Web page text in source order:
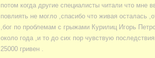
потом когда другие специалисты читали что мне
повлиять не могло ,спасибо что живая осталась
,бог по проблемам с грыжами Курилиц Игорь
около года ,и то до сих пор чувствую
25000 гривен .